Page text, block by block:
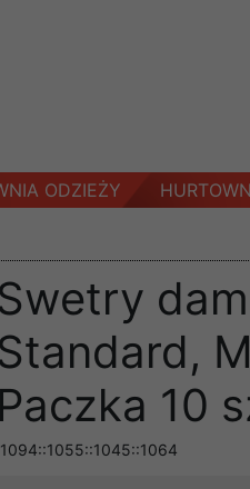
ODZIEŻY
Paczka 10